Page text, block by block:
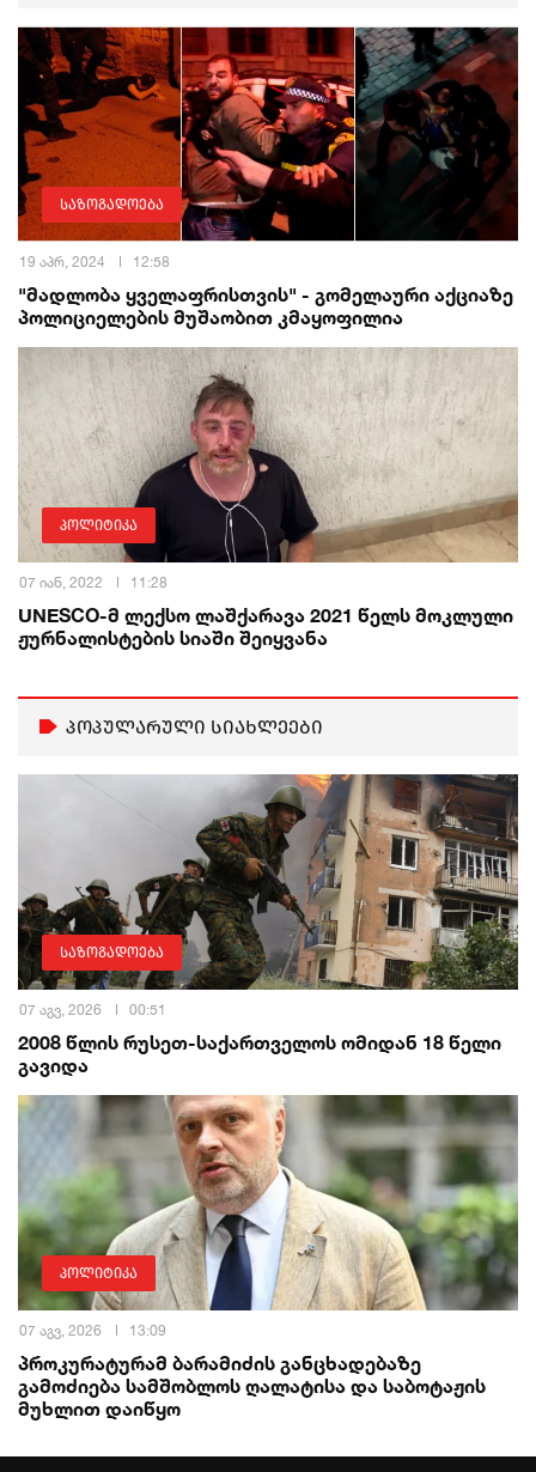
საზოგადოება
19 აპრ, 2024 12:58
"მადლობა ყველაფრისთვის" - გომელაური აქციაზე
პოლიციელების მუშაობით კმაყოფილია
პოლიტიკა
07 იან, 2022 11:28
UNESCO-მ ლექსო ლაშქარავა 2021 წელს მოკლული
ჟურნალისტების სიაში შეიყვანა
პოპულარული სიახლეები
საზოგადოება
07 აგვ, 2026 00:51
2008 წლის რუსეთ-საქართველოს ომიდან 18 წელი
გავიდა
პოლიტიკა
07 აგვ, 2026 13:09
პროკურატურამ ბარამიძის განცხადებაზე
გამოძიება სამშობლოს ღალატისა და საბოტაჟის
მუხლით დაიწყო